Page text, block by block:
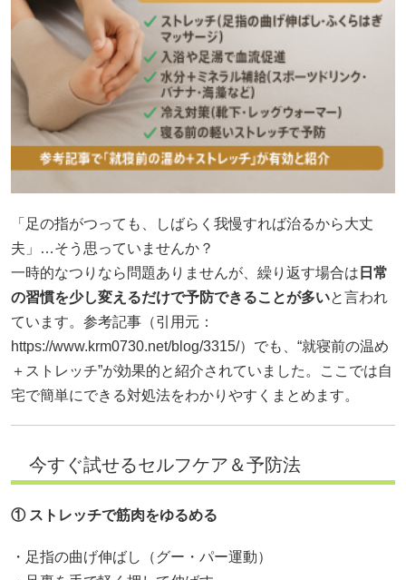
「足の指がつっても、しばらく我慢すれば治るから大丈
夫」…そう思っていませんか？
一時的なつりなら問題ありませんが、繰り返す場合は 日常
の習慣を少し変えるだけで予防できることが多いと言われ
ています。参考記事（引用元：
https://www.krm0730.net/blog/3315/）でも、“就寝前の温め
＋ストレッチ”が効果的と紹介されていました。ここでは自
宅で簡単にできる対処法をわかりやすくまとめます。
今すぐ試せるセルフケア＆予防法
① ストレッチで筋肉をゆるめる
・足指の曲げ伸ばし（グー・パー運動）